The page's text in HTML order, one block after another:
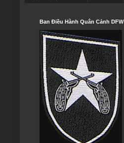
Ban Điều Hành Quân Cảnh DFW